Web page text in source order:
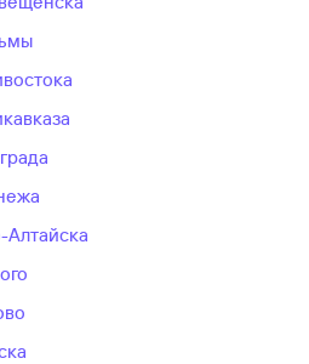
Алтайска